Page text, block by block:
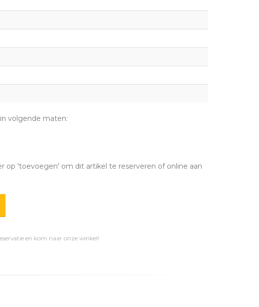
volgende maten:
op 'toevoegen' om dit artikel te reserveren of online aan
en kom naar onze winkel!